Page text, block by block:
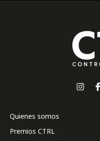
Quienes somos
Premios CTRL